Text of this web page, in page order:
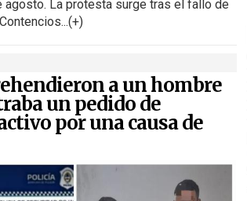
agosto. La protesta surge tras el fallo de
a un hombre
un pedido de
por una causa de